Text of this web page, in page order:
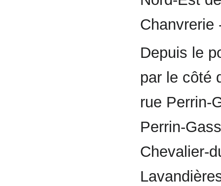
Chanvrerie
Depuis le
par le côté
rue Perrin-
Perrin-
Chevalier-